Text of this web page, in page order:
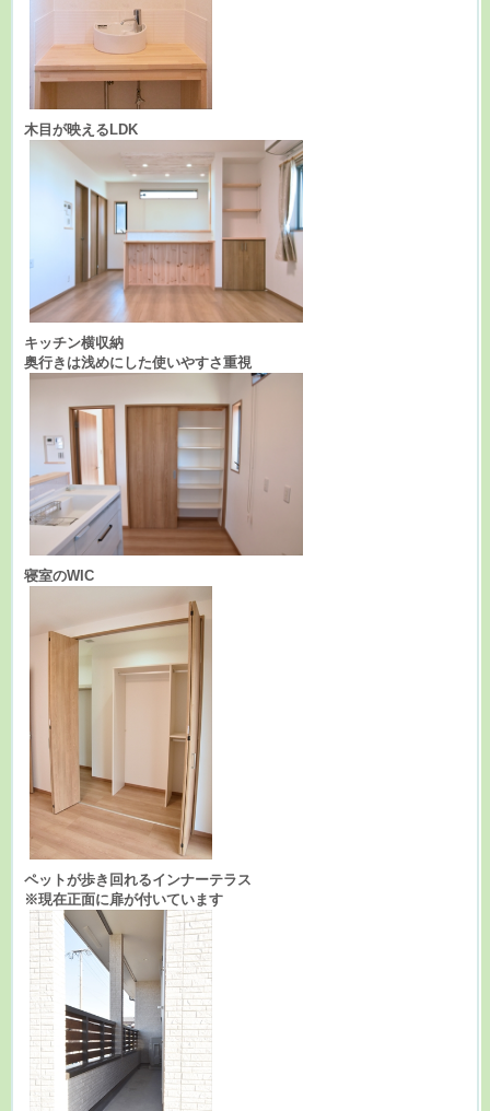
木目が映えるLDK
キッチン横収納
奥行きは浅めにした使いやすさ重視
寝室のWIC
ペットが歩き回れるインナーテラス
※現在正面に扉が付いています